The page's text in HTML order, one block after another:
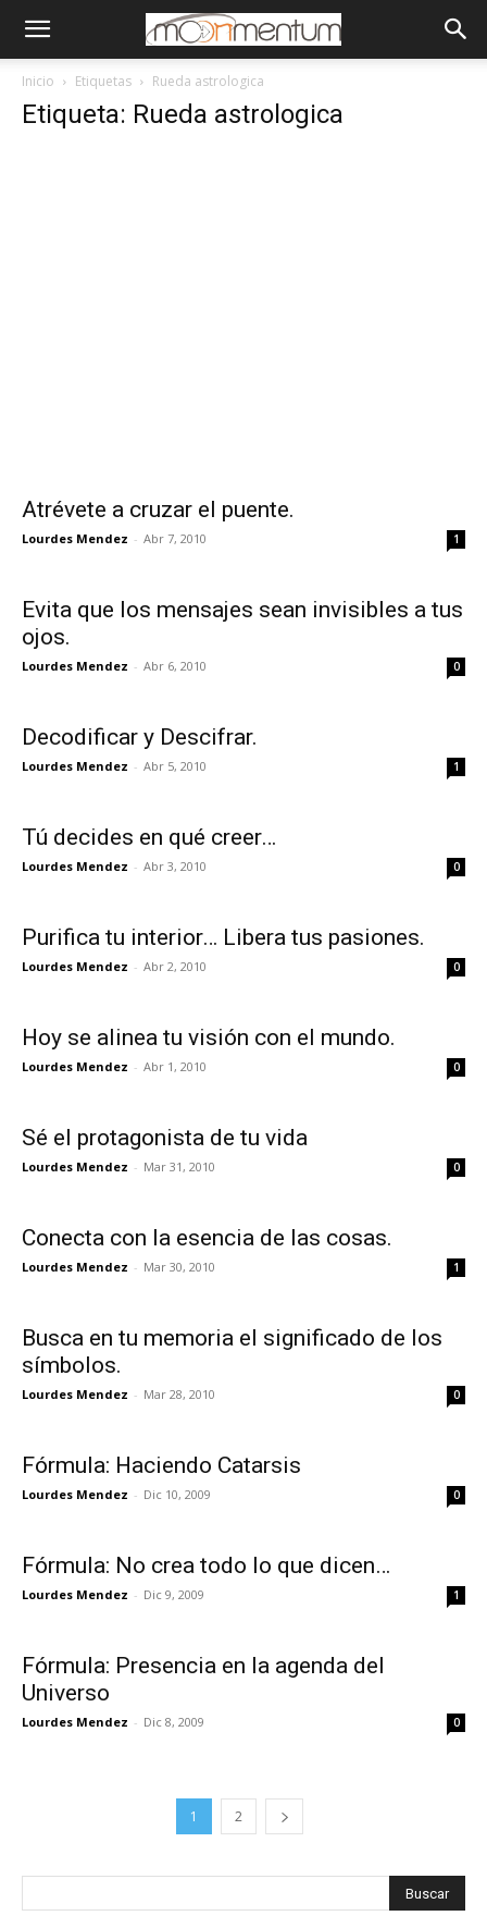
Inicio Etiquetas Rueda astrologica
Etiqueta: Rueda astrologica
Atrévete a cruzar el puente.
Lourdes Mendez - Abr 7, 2010 1
Evita que los mensajes sean invisibles a tus
ojos.
Lourdes Mendez - Abr 6, 2010 0
Decodificar y Descifrar.
Lourdes Mendez - Abr 5, 2010 1
Tú decides en qué creer…
Lourdes Mendez - Abr 3, 2010 0
Purifica tu interior… Libera tus pasiones.
Lourdes Mendez - Abr 2, 2010 0
Hoy se alinea tu visión con el mundo.
Lourdes Mendez - Abr 1, 2010 0
Sé el protagonista de tu vida
Lourdes Mendez - Mar 31, 2010 0
Conecta con la esencia de las cosas.
Lourdes Mendez - Mar 30, 2010 1
Busca en tu memoria el significado de los
símbolos.
Lourdes Mendez - Mar 28, 2010 0
Fórmula: Haciendo Catarsis
Lourdes Mendez - Dic 10, 2009 0
Fórmula: No crea todo lo que dicen…
Lourdes Mendez - Dic 9, 2009 1
Fórmula: Presencia en la agenda del
Universo
Lourdes Mendez - Dic 8, 2009 0
1 2